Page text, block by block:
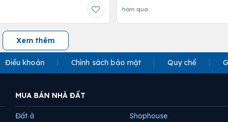
hôm qua
Xem thêm
Điều khoản Chính sách bảo mật Quy chế
MUA BÁN NHÀ ĐẤT
Đất ở Shophouse